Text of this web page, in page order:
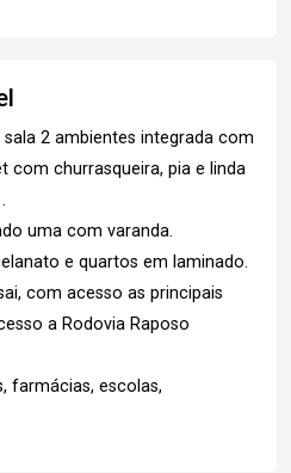
2 ambientes integrada com
com churrasqueira, pia e linda
uma com varanda.
e quartos em laminado.
com acesso as principais
a Rodovia Raposo
farmácias, escolas,